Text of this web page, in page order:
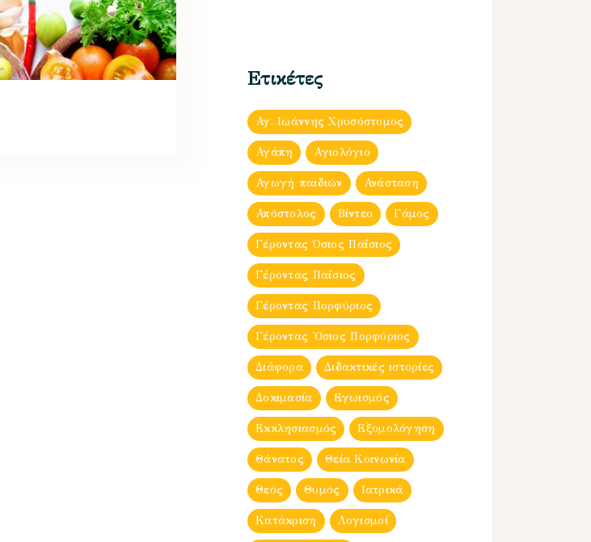
Ετικέτες
Αγ. Ιωάννης Χρυσόστομος
Αγάπη Αγιολόγιο
Αγωγή παιδιών Ανάσταση
Απόστολος Βίντεο Γάμος
Γέροντας Όσιος Παΐσιος
Γέροντας Παΐσιος
Γέροντας Πορφύριος
Γέροντας Ὀσιος Πορφύριος
Διάφορα Διδακτικές ιστορίες
Δοκιμασία Εγωισμός
Εκκλησιασμός Εξομολόγηση
Θάνατος Θεία Κοινωνία
Θεός Θυμός Ιατρικά
Κατάκριση Λογισμοί